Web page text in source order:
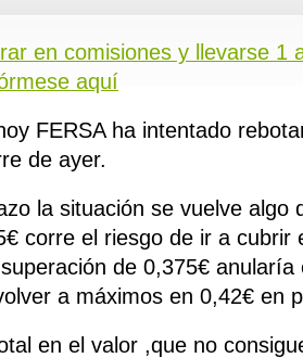
en comisiones y llevarse 1
aquí
FERSA ha intentado
de ayer.
la situación se vuelve algo
corre el riesgo de ir a cubrir
de 0,375€
a máximos en 0,42€ en
en el valor ,que no